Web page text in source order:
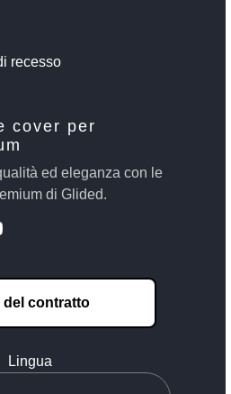
recesso
cover per
ed eleganza con le
di Glided.
del contratto
Lingua